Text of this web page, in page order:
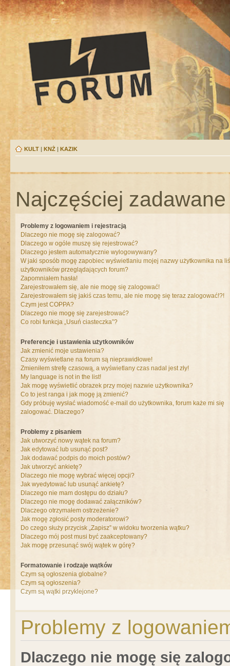
KULT | KNŻ | KAZIK
Najczęściej
Problemy z logowaniem i rejestracją
Dlaczego nie mogę się zalogować?
Dlaczego w ogóle muszę się rejestrować?
Dlaczego jestem automatycznie wylogowywany?
W jaki sposób mogę zapobiec wyświetlaniu mojej nazwy użytkownika na
użytkowników przeglądających forum?
Zapomniałem hasła!
Zarejestrowałem się, ale nie mogę się zalogować!
Zarejestrowałem się jakiś czas temu, ale nie mogę się teraz zalogować!?!
Czym jest COPPA?
Dlaczego nie mogę się zarejestrować?
Co robi funkcja „Usuń ciasteczka”?
Preferencje i ustawienia użytkowników
Jak zmienić moje ustawienia?
Czasy wyświetlane na forum są nieprawidłowe!
Zmieniłem strefę czasową, a wyświetlany czas nadal jest zły!
My language is not in the list!
Jak mogę wyświetlić obrazek przy mojej nazwie użytkownika?
Co to jest ranga i jak mogę ją zmienić?
Gdy próbuję wysłać wiadomość e-mail do użytkownika, forum każe mi się
zalogować. Dlaczego?
Problemy z pisaniem
Jak utworzyć nowy wątek na forum?
Jak edytować lub usunąć post?
Jak dodawać podpis do moich postów?
Jak utworzyć ankietę?
Dlaczego nie mogę wybrać więcej opcji?
Jak wyedytować lub usunąć ankietę?
Dlaczego nie mam dostępu do działu?
Dlaczego nie mogę dodawać załączników?
Dlaczego otrzymałem ostrzeżenie?
Jak mogę zgłosić posty moderatorowi?
Do czego służy przycisk „Zapisz” w widoku tworzenia wątku?
Dlaczego mój post musi być zaakceptowany?
Jak mogę przesunąć swój wątek w górę?
Formatowanie i rodzaje wątków
Czym są ogłoszenia globalne?
Czym są ogłoszenia?
Czym są wątki przyklejone?
Problemy z
Dlaczego nie mogę się